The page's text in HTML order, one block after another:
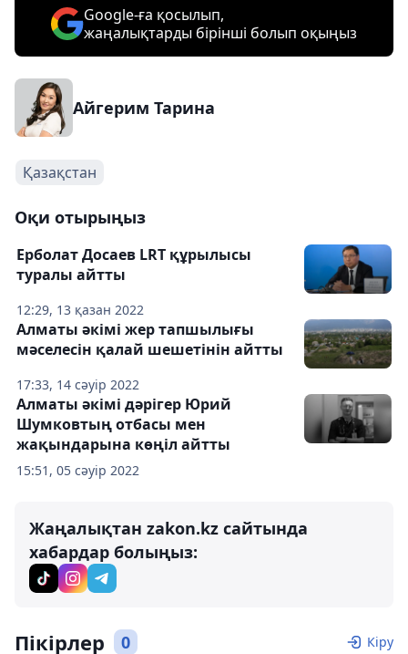
Google-ға қосылып,
жаңалықтарды бірінші болып оқыңыз
Айгерим Тарина
Қазақстан
Оқи отырыңыз
12:29, 13 қазан 2022
Ерболат Досаев LRT құрылысы
туралы айтты
17:33, 14 сәуір 2022
Алматы әкімі жер тапшылығы
мәселесін қалай шешетінін айтты
15:51, 05 сәуір 2022
Алматы әкімі дәрігер Юрий
Шумковтың отбасы мен
жақындарына көңіл айтты
Жаңалықтан zakon.kz сайтында
хабардар болыңыз:
Пікірлер 0 Кіру